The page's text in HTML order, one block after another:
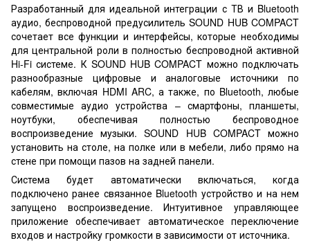
Разработанный для идеальной интеграции с ТВ и Bluetooth
аудио, беспроводной предусилитель SOUND HUB COMPACT
сочетает все функции и интерфейсы, которые необходимы
для центральной роли в полностью беспроводной активной
Hi-Fi системе. К SOUND HUB COMPACT можно подключать
разнообразные цифровые и аналоговые источники по
кабелям, включая HDMI ARC, а также, по Bluetooth, любые
совместимые аудио устройства – смартфоны, планшеты,
ноутбуки, обеспечивая полностью беспроводное
воспроизведение музыки. SOUND HUB COMPACT можно
установить на столе, на полке или в мебели, либо прямо на
стене при помощи пазов на задней панели.
Система будет автоматически включаться, когда
подключено ранее связанное Bluetooth устройство и на нем
запущено воспроизведение. Интуитивное управляющее
приложение обеспечивает автоматическое переключение
входов и настройку громкости в зависимости от источника.